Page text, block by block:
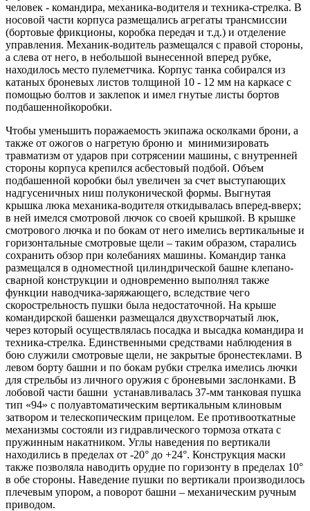
человек - командира, механика-водителя и техника-стрелка. В
носовой части корпуса размещались агрегаты трансмиссии
(бортовые фрикционы, коробка передач и т.д.) и отделение
управления. Механик-водитель размещался с правой стороны,
а слева от него, в небольшой вынесенной вперед рубке,
находилось место пулеметчика. Корпус танка собирался из
катаных броневых листов толщиной 10 - 12 мм на каркасе с
помощью болтов и заклепок и имел гнутые листы бортов
подбашеннойкоробки.
Чтобы уменьшить поражаемость экипажа осколками брони, а
также от ожогов о нагретую броню и минимизировать
травматизм от ударов при сотрясении машины, с внутренней
стороны корпуса крепился асбестовый подбой. Объем
подбашенной коробки был увеличен за счет выступающих
надгусеничных ниш полуконической формы. Выгнутая
крышка люка механика-водителя откидывалась вперед-вверх;
в ней имелся смотровой лючок со своей крышкой. В крышке
смотрового лючка и по бокам от него имелись вертикальные и
горизонтальные смотровые щели – таким образом, старались
сохранить обзор при колебаниях машины. Командир танка
размещался в одноместной цилиндрической башне клепано-
сварной конструкции и одновременно выполнял также
функции наводчика-заряжающего, вследствие чего
скорострельность пушки была недостаточной. На крыше
командирской башенки размещался двухстворчатый люк,
через который осуществлялась посадка и высадка командира и
техника-стрелка. Единственными средствами наблюдения в
бою служили смотровые щели, не закрытые бронестеклами. В
левом борту башни и по бокам рубки стрелка имелись лючки
для стрельбы из личного оружия с броневыми заслонками. В
лобовой части башни устанавливалась 37-мм танковая пушка
тип «94» с полуавтоматическим вертикальным клиновым
затвором и телескопическим прицелом. Ее противооткатные
механизмы состояли из гидравлического тормоза отката с
пружинным накатником. Углы наведения по вертикали
находились в пределах от -20° до +24°. Конструкция маски
также позволяла наводить орудие по горизонту в пределах 10°
в обе стороны. Наведение пушки по вертикали производилось
плечевым упором, а поворот башни – механическим ручным
приводом.